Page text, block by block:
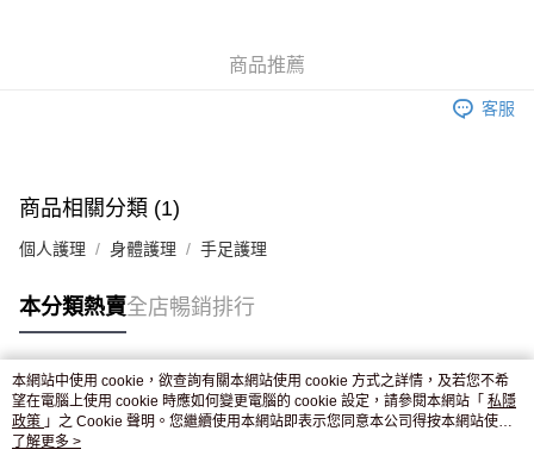
JD京東物流，訂單確認發貨後2-4個工作天送達
商品推薦
客服
商品相關分類 (1)
個人護理 身體護理 手足護理
本分類熱賣全店暢銷排行
熱門標籤
熱銷排行
本網站中使用 cookie，欲查詢有關本網站使用 cookie 方式之詳情，及若您不希
望在電腦上使用 cookie 時應如何變更電腦的 cookie 設定，請參閱本網站「 私隱
政策 」之 Cookie 聲明。您繼續使用本網站即表示您同意本公司得按本網站使用
條款之 Cookie 聲明使用 cookie。
了解更多 >